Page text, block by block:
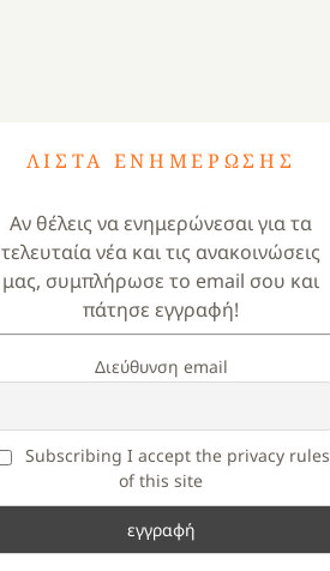
ΛΊΣΤΑ ΕΝΗΜΈΡΩΣΗΣ
Αν θέλεις να ενημερώνεσαι για τα
τελευταία νέα και τις ανακοινώσεις
μας, συμπλήρωσε το email σου και
πάτησε εγγραφή!
Διεύθυνση email
Subscribing I accept the privacy rules
of this site